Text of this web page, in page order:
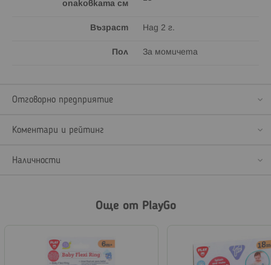
опаковката см
Възраст Над 2 г.
Пол За момичета
Отговорно предприятие
Коментари и рейтинг
Наличности
Още от PlayGo